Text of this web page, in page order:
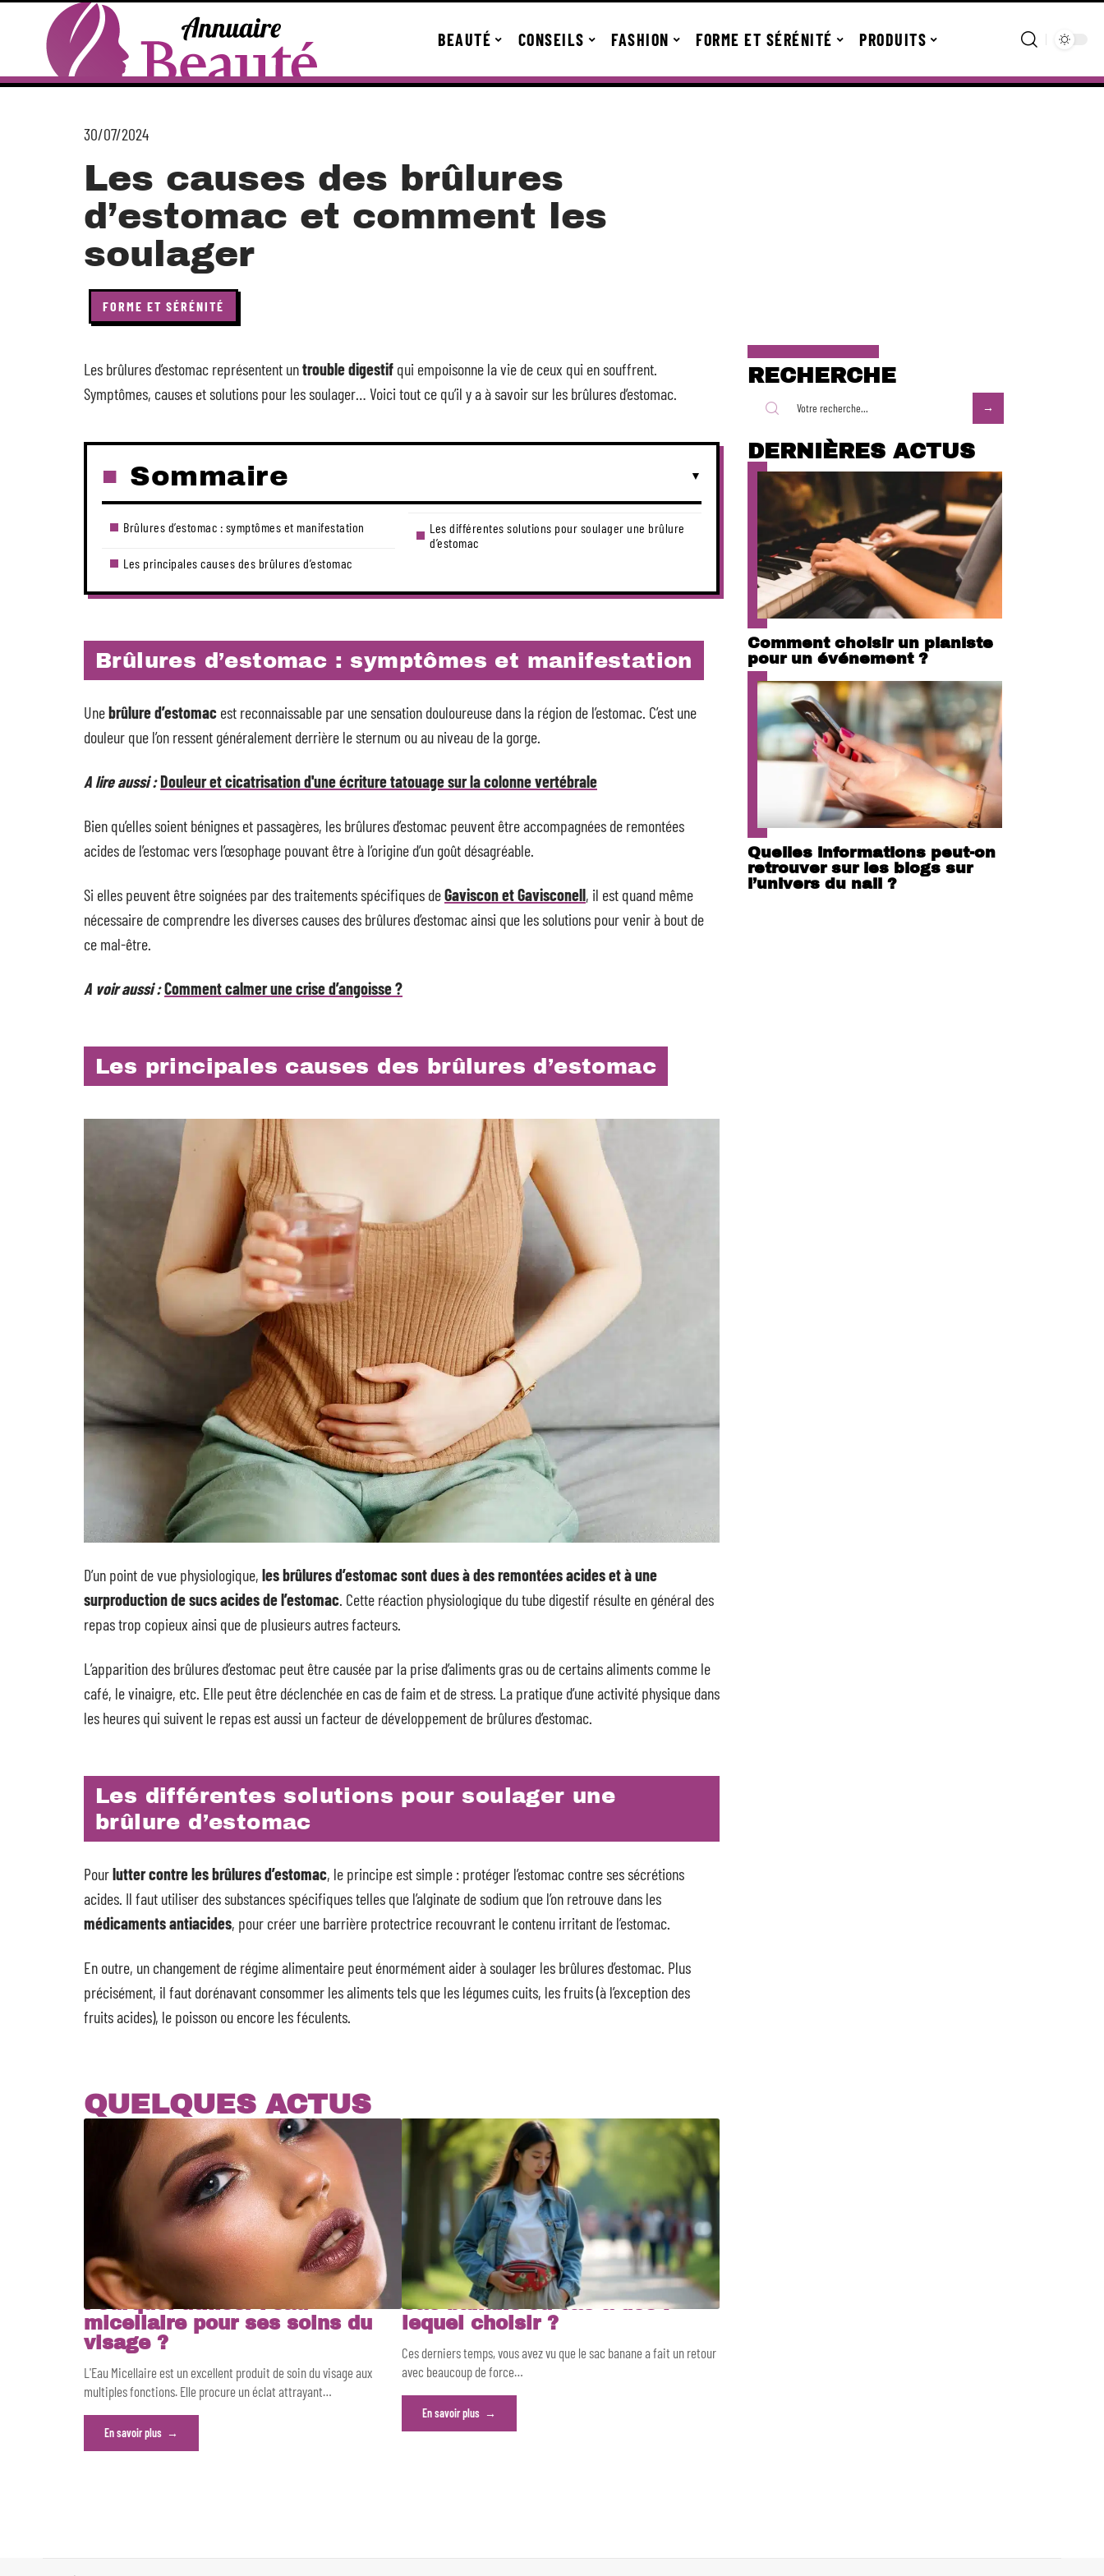
BEAUTÉ CONSEILS FASHION FORME ET SÉRÉNITÉ PRODUITS
30/07/2024
Les causes des brûlures
d’estomac et comment les
soulager
FORME ET SÉRÉNITÉ
Les brûlures d’estomac représentent untrouble digestif qui empoisonne la vie de ceux qui en souffrent.
Symptômes, causes et solutions pour les soulager… Voici tout ce qu’il y a à savoir sur les brûlures d’estomac.
Sommaire
Brûlures d’estomac : symptômes et manifestation
Les principales causes des brûlures d’estomac
Les différentes solutions pour soulager une brûlure
d’estomac
Brûlures d’estomac : symptômes et manifestation
Unebrûlure d’estomac est reconnaissable par une sensation douloureuse dans la région de l’estomac. C’est une
douleur que l’on ressent généralement derrière le sternum ou au niveau de la gorge.
A lire aussi :Douleur et cicatrisation d'une écriture tatouage sur la colonne vertébrale
Bien qu’elles soient bénignes et passagères, les brûlures d’estomac peuvent être accompagnées de remontées
acides de l’estomac vers l’œsophage pouvant être à l’origine d’un goût désagréable.
Si elles peuvent être soignées par des traitements spécifiques deGaviscon et Gavisconell, il est quand même
nécessaire de comprendre les diverses causes des brûlures d’estomac ainsi que les solutions pour venir à bout de
ce mal-être.
A voir aussi :Comment calmer une crise d’angoisse ?
Les principales causes des brûlures d’estomac
D’un point de vue physiologique, les brûlures d’estomac sont dues à des remontées acides et à une
surproduction de sucs acides de l’estomac. Cette réaction physiologique du tube digestif résulte en général des
repas trop copieux ainsi que de plusieurs autres facteurs.
L’apparition des brûlures d’estomac peut être causée par la prise d’aliments gras ou de certains aliments comme le
café, le vinaigre, etc. Elle peut être déclenchée en cas de faim et de stress. La pratique d’une activité physique dans
les heures qui suivent le repas est aussi un facteur de développement de brûlures d’estomac.
Les différentes solutions pour soulager une
brûlure d’estomac
Pourlutter contre les brûlures d’estomac, le principe est simple : protéger l’estomac contre ses sécrétions
acides. Il faut utiliser des substances spécifiques telles que l’alginate de sodium que l’on retrouve dans les
médicaments antiacides, pour créer une barrière protectrice recouvrant le contenu irritant de l’estomac.
En outre, un changement de régime alimentaire peut énormément aider à soulager les brûlures d’estomac. Plus
précisément, il faut dorénavant consommer les aliments tels que les légumes cuits, les fruits (à l’exception des
fruits acides), le poisson ou encore les féculents.
QUELQUES ACTUS
Pourquoi utiliser l’eau
micellaire pour ses soins du
visage ?
L'Eau Micellaire est un excellent produit de soin du visage aux
multiples fonctions. Elle procure un éclat attrayant…
En savoir plus
Sac banane ou sac à dos :
lequel choisir ?
Ces derniers temps, vous avez vu que le sac banane a fait un retour
avec beaucoup de force…
En savoir plus
RECHERCHE
DERNIÈRES ACTUS
Comment choisir un pianiste
pour un événement ?
Quelles informations peut-on
retrouver sur les blogs sur
l’univers du nail ?